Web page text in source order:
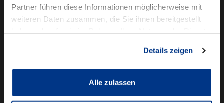
Partner führen diese Informationen möglicherweise mit
weiteren Daten zusammen, die Sie ihnen bereitgestellt
Details zeigen
Alle zulassen
Volkswagen Professional Class
Autowelt Schmidt
News & Events
Ausbildung